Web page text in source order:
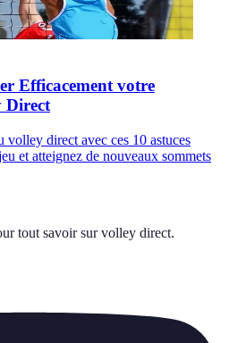
Efficacement votre
Direct
volley direct avec ces 10 astuces
et atteignez de nouveaux sommets
tout savoir sur volley direct.